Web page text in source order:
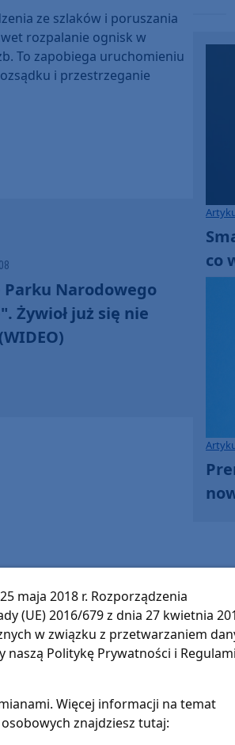
Arrow
increase
ze szlaków i poruszania
rozpalanie ognisk w
To zapobiega uruchomieniu
i przestrzeganie
Narodowego
Żywioł już się nie
Stanisław Kamiński
co
maja 2018 r. Rozporządzenia
(UE) 2016/679 z dnia 27 kwietnia
w związku z przetwarzaniem
naszą Politykę Prywatności i
Więcej informacji na temat
znajdziesz tutaj: